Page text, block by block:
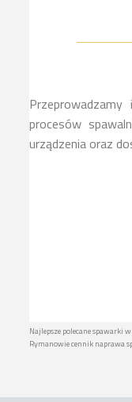
procesów
urządzenia oraz
Najlepsze polecane spawarki
Rymanowie cennik naprawa